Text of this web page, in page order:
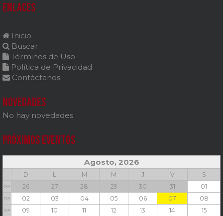
Enlaces
Inicio
Buscar
Términos de Uso
Política de Privacidad
Contáctanos
Novedades
No hay novedades
Próximos Eventos
Agosto, 2026
D L M M J V
S
>>
26 27 28 29 30 31
01
>>
02 03 04 05 06 07
08
>>
09 10 11 12 13 14
15